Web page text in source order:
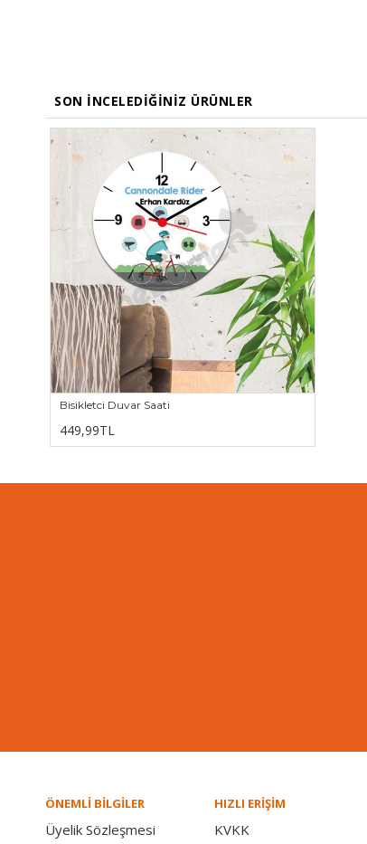
SON İNCELEDIĞINIZ ÜRÜNLER
Bisikletci Duvar Saati
449,99TL
ÖNEMLİ BİLGİLER
Üyelik Sözleşmesi
HIZLI ERİŞİM
KVKK